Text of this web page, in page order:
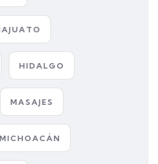
HIDALGO
MASAJES
MICHOACÁN